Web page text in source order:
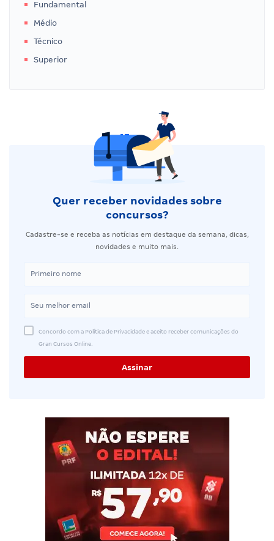
Fundamental
Médio
Técnico
Superior
Quer receber novidades sobre
concursos?
Cadastre-se e receba as notícias em destaque da semana, dicas,
novidades e muito mais.
Concordo com a Política de Privacidade e aceito receber comunicações do
Gran Cursos Online.